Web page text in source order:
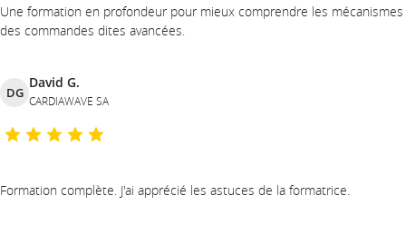
Une formation en profondeur pour mieux comprendre les mécanismes
des commandes dites avancées.
DG
David G.
CARDIAWAVE SA
Formation complète. J'ai apprécié les astuces de la formatrice.